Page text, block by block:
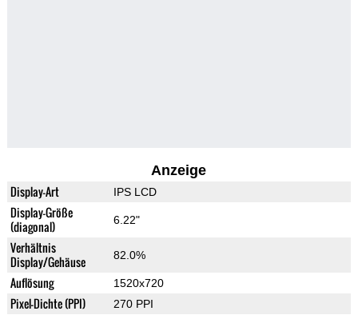
Anzeige
Display-Art IPS LCD
Display-Größe
(diagonal)
6.22"
Verhältnis
Display/Gehäuse
82.0%
Auflösung 1520x720
Pixel-Dichte (PPI) 270 PPI